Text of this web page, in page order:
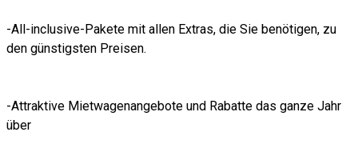
-All-inclusive-Pakete mit allen Extras, die Sie benötigen, zu
den günstigsten Preisen.
-Attraktive Mietwagenangebote und Rabatte das ganze Jahr
über